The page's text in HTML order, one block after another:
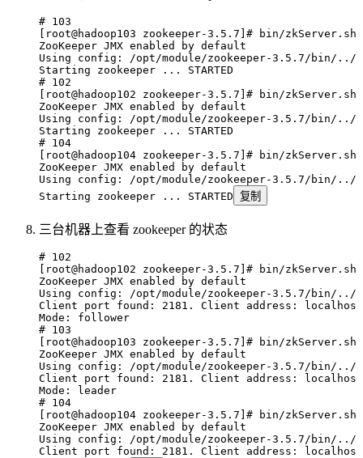
# 103
[root@hadoop103 zookeeper-3.5.7]# bin/
ZooKeeper JMX enabled by default
Using config:
/opt/module/zookeeper-3.5.7/bin/../
Starting zookeeper ...
STARTED
# 102
[root@hadoop102 zookeeper-3.5.7]# bin/
ZooKeeper JMX enabled by default
Using config:
/opt/module/zookeeper-3.5.7/bin/../
Starting zookeeper ...
STARTED
# 104
[root@hadoop104 zookeeper-3.5.7]# bin/
ZooKeeper JMX enabled by default
Using config:
/opt/module/zookeeper-3.5.7/bin/../
Starting zookeeper ... STARTED 复制
三台机器上查看 zookeeper 的状态
# 102
[root@hadoop102 zookeeper-3.5.7]# bin/
ZooKeeper JMX enabled by default
Using config:
/opt/module/zookeeper-3.5.7/bin/../
Client port found: 2181. Client address:
Mode:
follower
# 103
[root@hadoop103 zookeeper-3.5.7]# bin/
ZooKeeper JMX enabled by default
Using config:
/opt/module/zookeeper-3.5.7/bin/../
Client port found: 2181. Client address:
Mode:
leader
# 104
[root@hadoop104 zookeeper-3.5.7]# bin/
ZooKeeper JMX enabled by default
Using config:
/opt/module/zookeeper-3.5.7/bin/../
Client port found: 2181. Client address: